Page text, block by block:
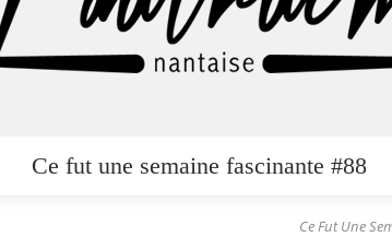
Ce fut une semaine fascinante #88
Ce Fut Une